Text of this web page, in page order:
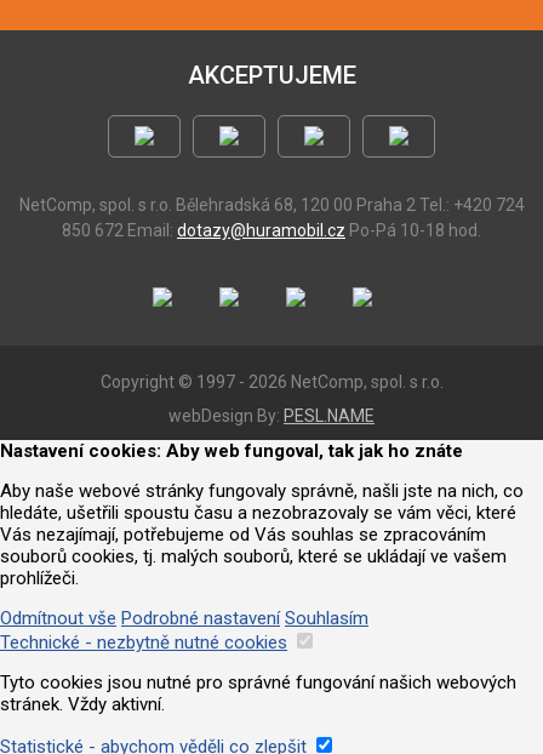
AKCEPTUJEME
NetComp, spol. s r.o. Bělehradská 68, 120 00 Praha 2 Tel.: +420 724
850 672 Email: dotazy@huramobil.cz Po-Pá 10-18 hod.
Copyright © 1997 - 2026 NetComp, spol. s r.o.
webDesign By: PESL.NAME
Nastavení cookies: Aby web fungoval, tak jak ho znáte
Aby naše webové stránky fungovaly správně, našli jste na nich, co
hledáte, ušetřili spoustu času a nezobrazovaly se vám věci, které
Vás nezajímají, potřebujeme od Vás souhlas se zpracováním
souborů cookies, tj. malých souborů, které se ukládají ve vašem
prohlížeči.
Odmítnout vše Podrobné nastavení Souhlasím
Technické - nezbytně nutné cookies
Tyto cookies jsou nutné pro správné fungování našich webových
stránek. Vždy aktivní.
Statistické - abychom věděli co zlepšit